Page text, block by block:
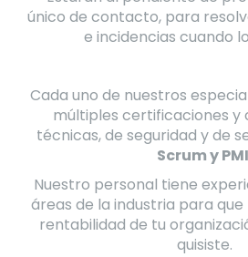
único de contacto, para
e incidencias cuando
Cada uno de nuestros
múltiples certificaciones y
técnicas, de seguridad y de
Scrum y
Nuestro personal tiene
áreas de la industria para
rentabilidad de tu
quisiste.